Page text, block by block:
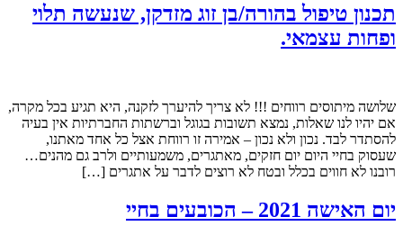
תכנון טיפול בהורה/בן זוג מזדקן, שנעשה תלוי
ופחות עצמאי.
שלושה מיתוסים רווחים !!! לא צריך להיערך לזקנה, היא תגיע בכל מקרה,
אם יהיו לנו שאלות, נמצא תשובות בגוגל וברשתות החברתיות אין בעיה
להסתדר לבד. נכון ולא נכון – אמירה זו רווחת אצל כל אחד מאתנו,
שעסוק בחיי היום יום חזקים, מאתגרים, משמעותיים ולרב גם מהנים…
רובנו לא חווים בכלל ובטח לא רוצים לדבר על אתגרים […]
יום האישה 2021 – הכובעים בחיי